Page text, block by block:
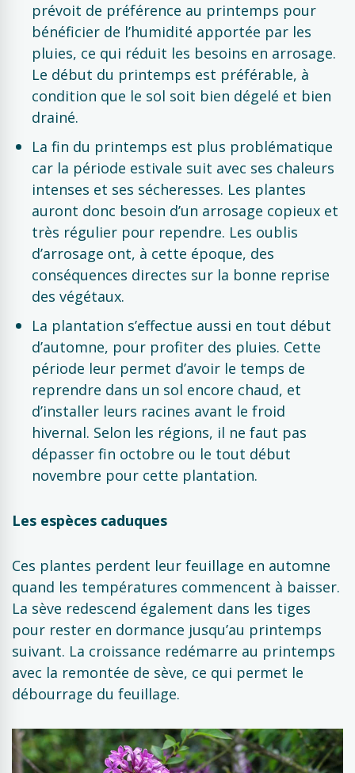
prévoit de préférence au printemps pour
bénéficier de l’humidité apportée par les
pluies, ce qui réduit les besoins en arrosage.
Le début du printemps est préférable, à
condition que le sol soit bien dégelé et bien
drainé.
La fin du printemps est plus problématique
car la période estivale suit avec ses chaleurs
intenses et ses sécheresses. Les plantes
auront donc besoin d’un arrosage copieux et
très régulier pour rependre. Les oublis
d’arrosage ont, à cette époque, des
conséquences directes sur la bonne reprise
des végétaux.
La plantation s’effectue aussi en tout début
d’automne, pour profiter des pluies. Cette
période leur permet d’avoir le temps de
reprendre dans un sol encore chaud, et
d’installer leurs racines avant le froid
hivernal. Selon les régions, il ne faut pas
dépasser fin octobre ou le tout début
novembre pour cette plantation.
Les espèces caduques
Ces plantes perdent leur feuillage en automne
quand les températures commencent à baisser.
La sève redescend également dans les tiges
pour rester en dormance jusqu’au printemps
suivant. La croissance redémarre au printemps
avec la remontée de sève, ce qui permet le
débourrage du feuillage.